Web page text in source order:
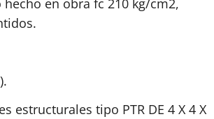
estructurales tipo PTR DE 4 X 4 X